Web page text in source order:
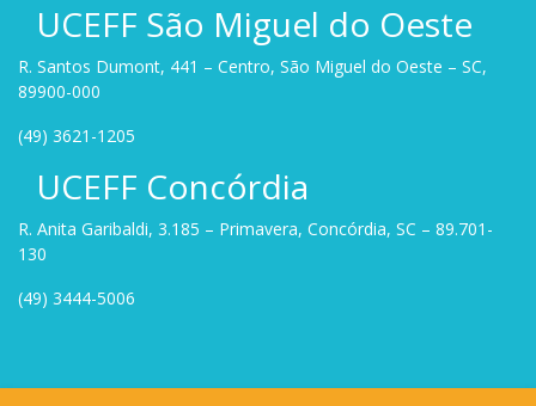
UCEFF São Miguel do Oeste
R. Santos Dumont, 441 – Centro, São Miguel do Oeste – SC,
89900-000
(49) 3621-1205
UCEFF Concórdia
R. Anita Garibaldi, 3.185 – Primavera, Concórdia, SC – 89.701-
130
(49) 3444-5006